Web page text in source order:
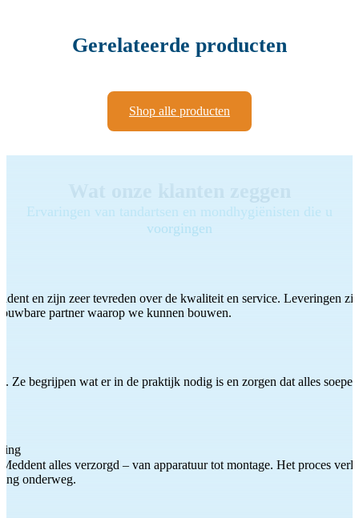
Gerelateerde producten
Shop alle producten
Ervaringen van tandartsen en mondhygiënisten die u
voorgingen
en zijn zeer tevreden over de kwaliteit en service. Leveringen
partner waarop we kunnen bouwen.
Ze begrijpen wat er in de praktijk nodig is en zorgen dat alles
alles verzorgd – van apparatuur tot montage. Het proces
onderweg.